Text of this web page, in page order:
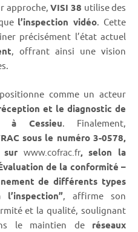
approche, VISI 38 utilise des
l’inspection vidéo . Cette
précisément l’état actuel
, offrant ainsi une vision
comme un acteur
et le diagnostic de
à Cessieu. Finalement,
sous le numéro 3-0578,
sur www.cofrac.fr, selon la
de la conformité –
de différents types
, affirme son
et la qualité, soulignant
le maintien de réseaux